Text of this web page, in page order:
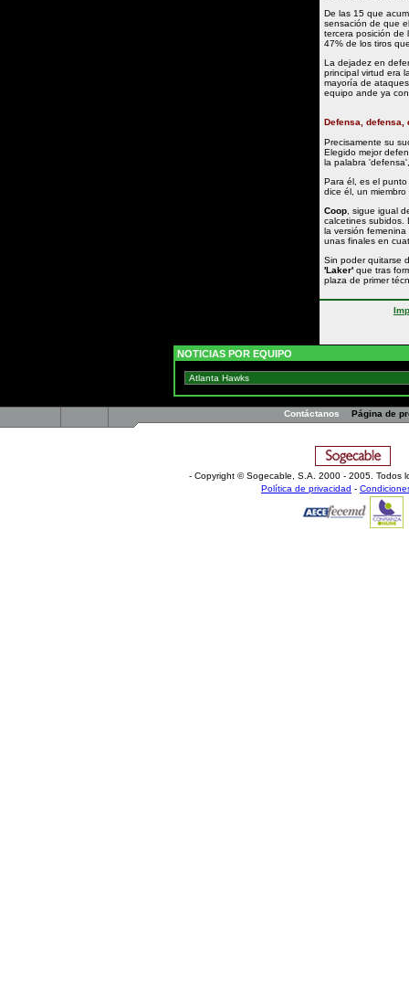
De las 15 que
sensación de que
tercera posición de
47% de los tiros
La dejadez en
principal virtud era
mayoría de
equipo ande ya
Defensa, defensa,
Precisamente su
Elegido mejor
la palabra
Para él, es el
dice él, un
Coop , sigue igual
calcetines subidos.
la versión
unas finales en
Sin poder quitarse
'Laker' que tras
plaza de primer
NOTICIAS POR EQUIPO
Contáctanos Página de
- Copyright © Sogecable, S.A. 2000 - 2005. Todos
Política de privacidad -